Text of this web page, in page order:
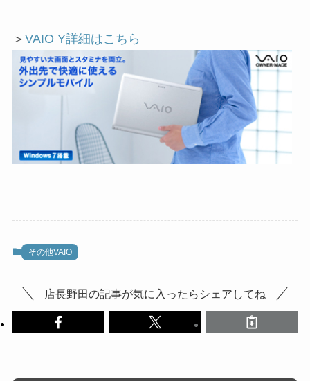
＞ VAIO Y詳細はこちら
その他VAIO
店長野田の記事が気に入ったらシェアしてね